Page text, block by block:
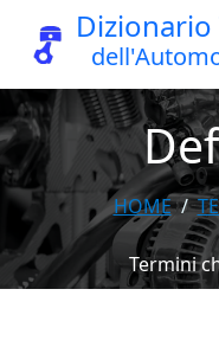
Dizionario
HOME
Termini